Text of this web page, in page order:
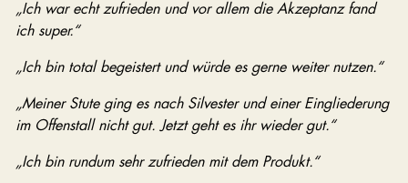
„Ich war echt zufrieden und vor allem die Akzeptanz fand
ich super.“
„Ich bin total begeistert und würde es gerne weiter nutzen.“
„Meiner Stute ging es nach Silvester und einer Eingliederung
im Offenstall nicht gut. Jetzt geht es ihr wieder gut.“
„Ich bin rundum sehr zufrieden mit dem Produkt.“